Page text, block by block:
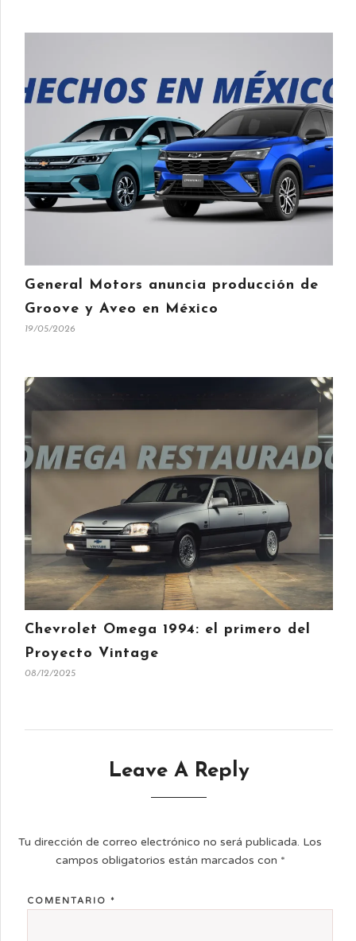
General Motors anuncia producción de
Groove y Aveo en México
19/05/2026
Chevrolet Omega 1994: el primero del
Proyecto Vintage
08/12/2025
Leave A Reply
Tu dirección de correo electrónico no será publicada. Los
campos obligatorios están marcados con *
COMENTARIO *